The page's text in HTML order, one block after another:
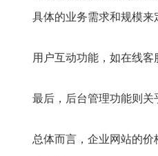
具体的业务需求和规模来
用户互动功能，如在线
最后，后台管理功能则关
总体而言，企业网站的